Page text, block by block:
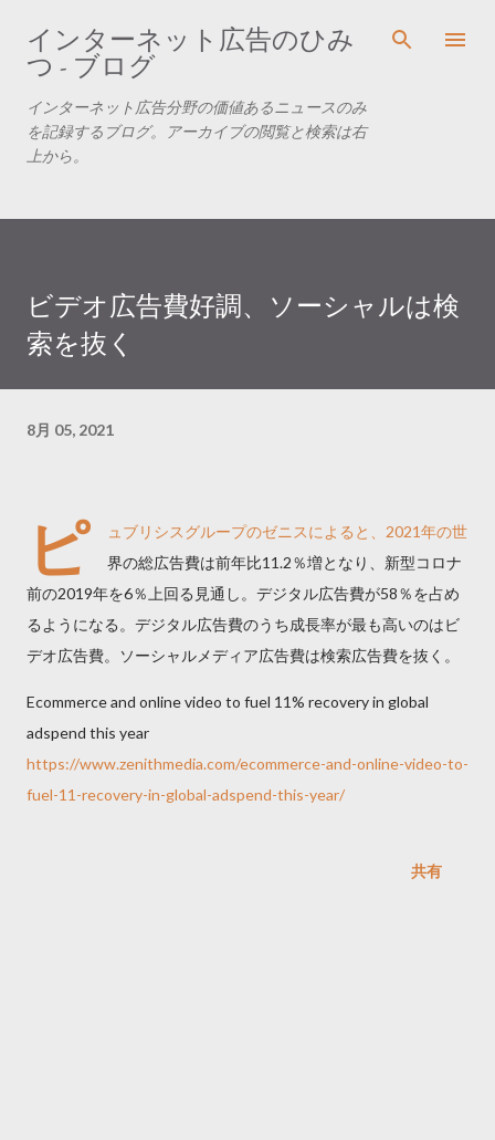
スキップしてメイン コンテンツに移動
インターネット広告のひみ
つ - ブログ
インターネット広告分野の価値あるニュースのみ
を記録するブログ。アーカイブの閲覧と検索は右
上から。
ビデオ広告費好調、ソーシャルは検
索を抜く
8月 05, 2021
ピ
ュブリシスグループのゼニスによると、2021年の世
界の総広告費は前年比11.2％増となり、新型コロナ
前の2019年を6％上回る見通し。デジタル広告費が58％を占め
るようになる。デジタル広告費のうち成長率が最も高いのはビ
デオ広告費。ソーシャルメディア広告費は検索広告費を抜く。
Ecommerce and online video to fuel 11% recovery in global
adspend this year
https://www.zenithmedia.com/ecommerce-and-online-video-to-
fuel-11-recovery-in-global-adspend-this-year/
共有